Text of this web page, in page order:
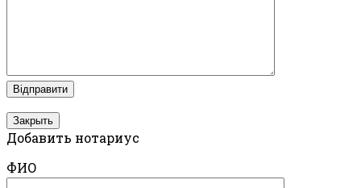
Закрыть
Добавить нотариус
ФИО